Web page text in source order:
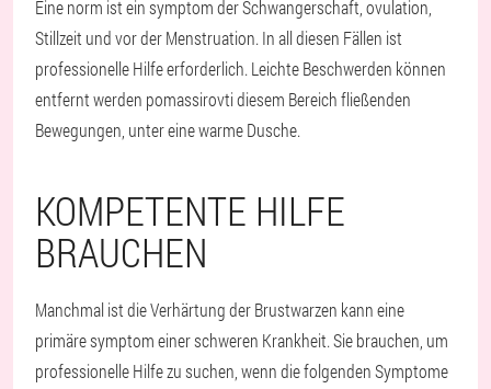
Eine norm ist ein symptom der Schwangerschaft, ovulation,
Stillzeit und vor der Menstruation. In all diesen Fällen ist
professionelle Hilfe erforderlich. Leichte Beschwerden können
entfernt werden pomassirovti diesem Bereich fließenden
Bewegungen, unter eine warme Dusche.
KOMPETENTE HILFE
BRAUCHEN
Manchmal ist die Verhärtung der Brustwarzen kann eine
primäre symptom einer schweren Krankheit. Sie brauchen, um
professionelle Hilfe zu suchen, wenn die folgenden Symptome